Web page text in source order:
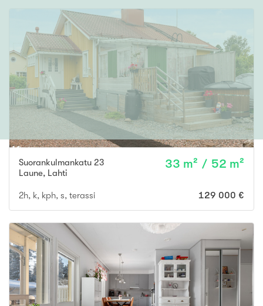
Suorankulmankatu 23
Laune, Lahti
33 m² / 52 m²
2h, k, kph, s, terassi 129 000 €